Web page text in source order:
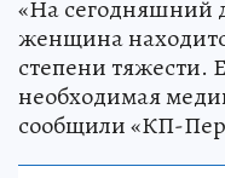
«На сегодняшний
женщина
степени тяжести.
необходимая
сообщили «КП-